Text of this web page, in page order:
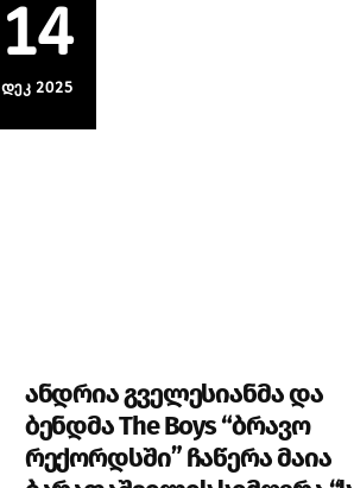
14
ᲓᲔᲙ 2025
ანდრია გველესიანმა და
ბენდმა The Boys “ბრავო
რექორდსში” ჩაწერა მაია